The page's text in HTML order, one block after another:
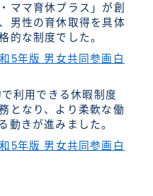
ママ育休プラス」が創
男性の育休取得を具体
的な制度でした。
5年版 男女共同参画白
利用できる休暇制度
となり、より柔軟な働
動きが進みました。
5年版 男女共同参画白